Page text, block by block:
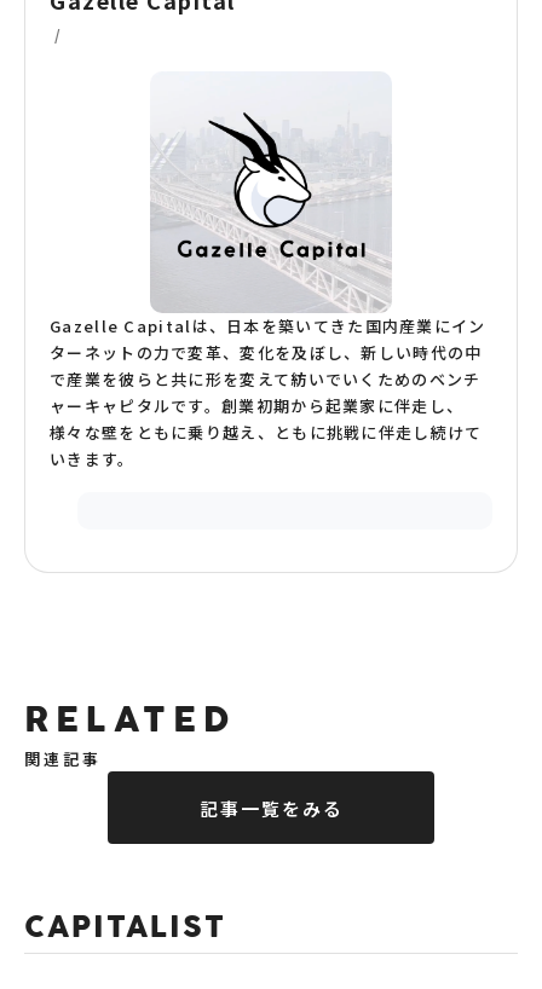
/
Gazelle Capitalは、日本を築いてきた国内産業にイン
ターネットの力で変革、変化を及ぼし、新しい時代の中
で産業を彼らと共に形を変えて紡いでいくためのベンチ
ャーキャピタルです。創業初期から起業家に伴走し、
様々な壁をともに乗り越え、ともに挑戦に伴走し続けて
いきます。
RELATED
関連記事
記事一覧をみる
CAPITALIST